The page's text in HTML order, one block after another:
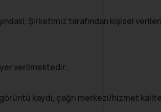
Şirketimiz tarafından kişisel
yer verilmektedir;
kaydı, çağrı merkezi/hizmet